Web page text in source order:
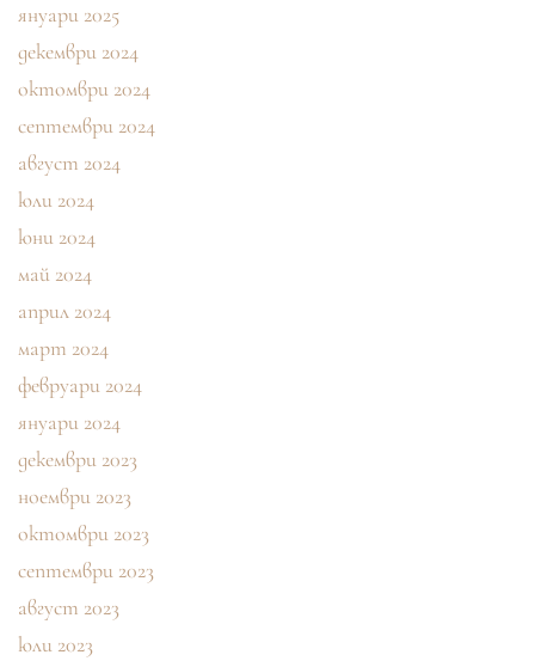
януари 2025
декември 2024
октомври 2024
септември 2024
август 2024
юли 2024
юни 2024
май 2024
април 2024
март 2024
февруари 2024
януари 2024
декември 2023
ноември 2023
октомври 2023
септември 2023
август 2023
юли 2023